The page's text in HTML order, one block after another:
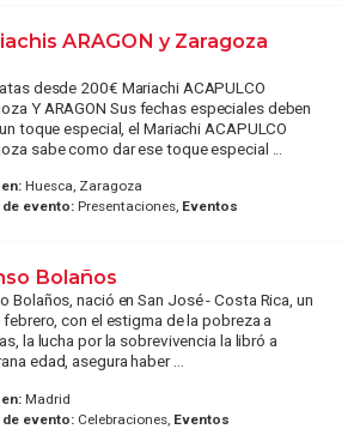
ARAGON y Zaragoza
desde 200€ Mariachi ACAPULCO
Y ARAGON Sus fechas especiales deben
toque especial, el Mariachi ACAPULCO
sabe como dar ese toque especial ...
Huesca, Zaragoza
evento:Presentaciones, Eventos
Bolaños
Bolaños, nació en San José - Costa Rica, un
febrero, con el estigma de la pobreza a
la lucha por la sobrevivencia la libró a
edad, asegura haber ...
Madrid
evento:Celebraciones, Eventos